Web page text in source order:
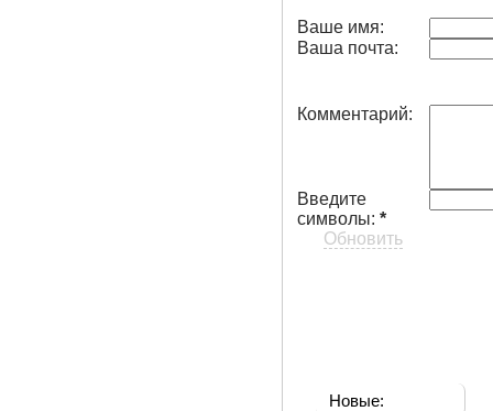
Ваше имя:
Ваша почта:
Комментарий:
Введите
символы:*
Обновить
Новые: